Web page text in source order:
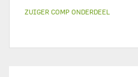
ZUIGER COMP ONDERDEEL